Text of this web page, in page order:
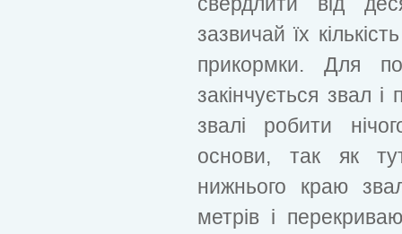
зазвичай їх
прикормки. Для
закінчується звал
звалі робити
основи, так як
нижнього краю
метрів і